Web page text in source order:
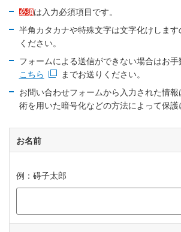
必須は入力必須項目です。
半角カタカナや特殊文字は文字化けします
ください。
フォームによる送信ができない場合はお
こちら
新規ウィンドウを開きます
までお送りください。
お問い合わせフォームから入力された情
術を用いた暗号化などの方法によって保護
お名前
例：碍子太郎